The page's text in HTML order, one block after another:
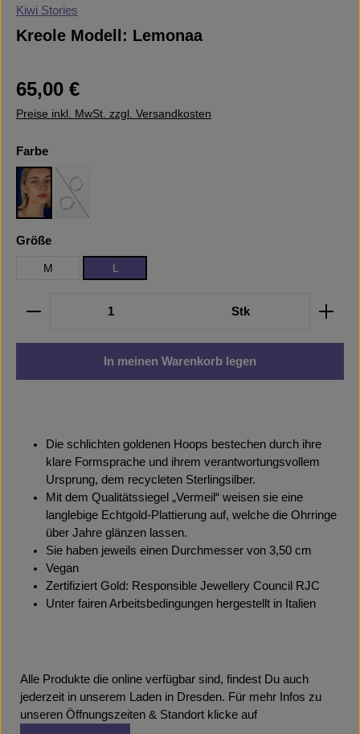
Kiwi Stories
Kreole Modell: Lemonaa
Regulärer Preis:
65,00 €
Preise inkl. MwSt. zzgl. Versandkosten
Farbeauswählen
Gold Silber
(Diese Option ist zurzeit nicht verfügbar.)
Größeauswählen
M L
Produkt Anzahl: Gib den gewünschten Wert ein
Stk
In meinen Warenkorb legen
Die schlichten goldenen Hoops bestechen durch ihre
klare Formsprache und ihrem verantwortungsvollem
Ursprung, dem recycleten Sterlingsilber.
Mit dem Qualitätssiegel „Vermeil“ weisen sie eine
langlebige Echtgold-Plattierung auf, welche die Ohrringe
über Jahre glänzen lassen.
Sie haben jeweils einen Durchmesser von 3,50 cm
Vegan
Zertifiziert Gold: Responsible Jewellery Council RJC
Unter fairen Arbeitsbedingungen hergestellt in Italien
Alle Produkte die online verfügbar sind, findest Du auch
jederzeit in unserem Laden in Dresden. Für mehr Infos zu
unseren Öffnungszeiten & Standort klicke auf